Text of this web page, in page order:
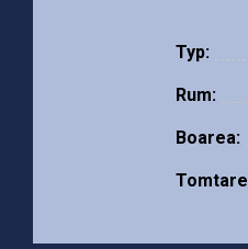
Typ:
Rum:
Boarea: